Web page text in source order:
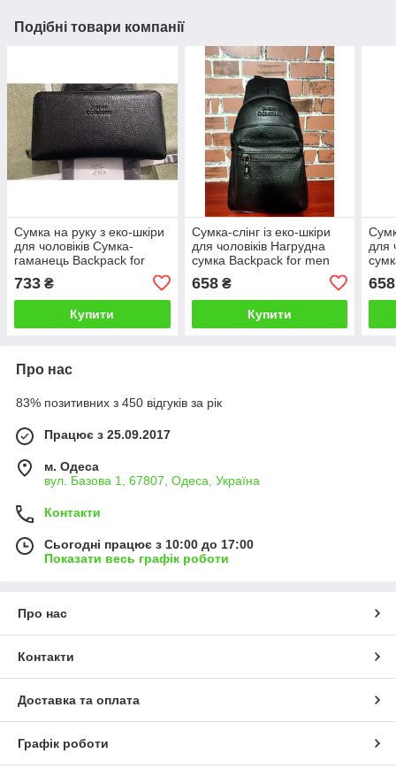
Подібні товари компанії
Сумка на руку з еко-шкіри
для чоловіків Сумка-
гаманець Backpack for
Барсетка чоловіча
733 ₴
Купити
Сумка-слінг із еко-шкіри
для чоловіків Нагрудна
сумка Backpack for men
658₴
Купити
для
658
Про нас
83% позитивних з 450 відгуків за рік
Працює з 25.09.2017
м. Одеса
вул. Базова 1, 67807, Одеса, Україна
Контакти
Сьогодні працює з 10:00 до 17:00
Показати весь графік роботи
Про нас
Контакти
Доставка та оплата
Графік роботи